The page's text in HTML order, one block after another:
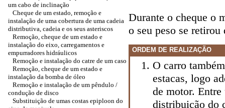
um cabo de inclinação
Cheque de um estado, remoção e
instalação de uma cobertura de uma cadeia
distributiva, cadeia e os seus asteriscos
Remoção, cheque de um estado e
instalação do eixo, carregamentos e
empurradores hidráulicos
Remoção e instalação do catre de um caso
Remoção, cheque de um estado e
instalação da bomba de óleo
Remoção e instalação de um pêndulo /
condução de disco
Substituição de umas costas epiploon do
Durante o cheque o
o seu peso se retirou
ORDEM DE REALIZAÇÃO
O carro
estacas, logo
de motor. Entre
distribuição do